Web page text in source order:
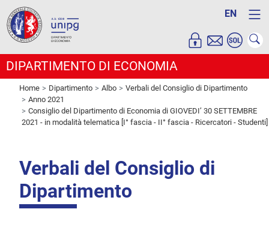
EN
DIPARTIMENTO DI ECONOMIA
Home Dipartimento Albo
Verbali del Consiglio di Dipartimento
Anno 2021
Consiglio del Dipartimento di Economia di GIOVEDI’ 30 SETTEMBRE
2021 - in modalità telematica [I° fascia - II° fascia - Ricercatori - Studenti]
Verbali del Consiglio di
Dipartimento